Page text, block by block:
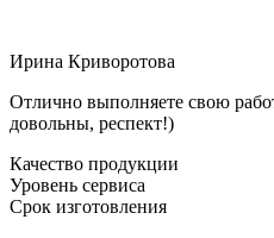
Ирина Криворотова
Отлично выполняете свою
довольны, респект!)
Качество продукции
Уровень сервиса
Срок изготовления